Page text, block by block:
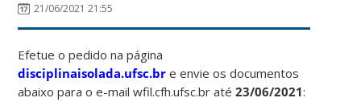
21/06/2021 21:55
Efetue o pedido na página
disciplinaisolada.ufsc.br e envie os documentos
abaixo para o e-mail wfil.cfh.ufsc.br até23/06/2021: